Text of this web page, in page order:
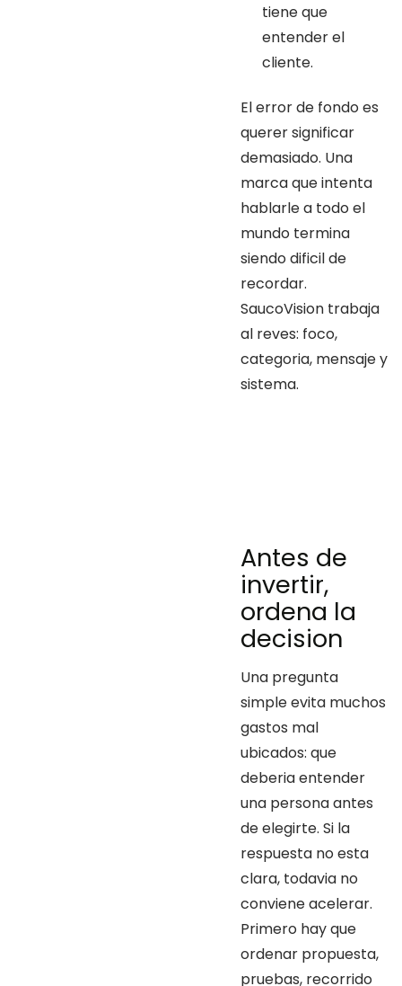
tiene que
entender el
cliente.
El error de fondo es
querer significar
demasiado. Una
marca que intenta
hablarle a todo el
mundo termina
siendo dificil de
recordar.
SaucoVision trabaja
al reves: foco,
categoria, mensaje y
sistema.
Antes de
invertir,
ordena la
decision
Una pregunta
simple evita muchos
gastos mal
ubicados: que
deberia entender
una persona antes
de elegirte. Si la
respuesta no esta
clara, todavia no
conviene acelerar.
Primero hay que
ordenar propuesta,
pruebas, recorrido